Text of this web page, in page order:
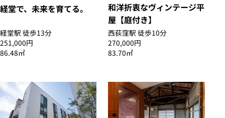
経堂で、未来を育てる。
経堂駅 徒歩13分
251,000円
86.48㎡
和洋折衷なヴィンテージ平
屋【庭付き】
西荻窪駅 徒歩10分
270,000円
83.70㎡